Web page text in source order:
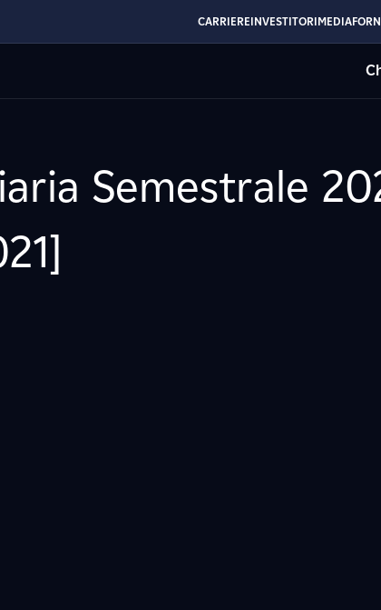
CARRIEREINVESTITORIMEDIA
Semestrale